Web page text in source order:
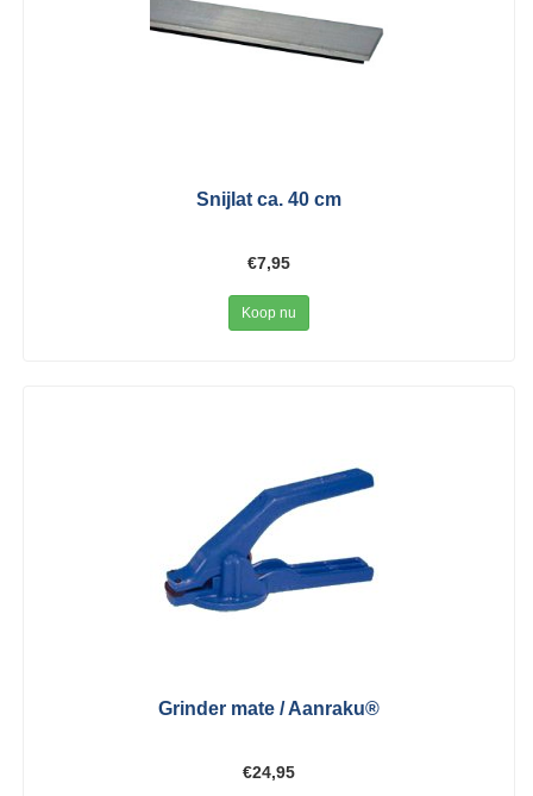
Snijlat ca. 40 cm
€7,95
Koop nu
Grinder mate / Aanraku®
€24,95